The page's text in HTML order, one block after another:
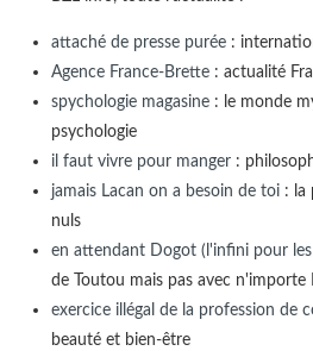
attaché de presse purée:
Agence France-Brette: actualité
spychologie magasine: le monde
psychologie
il faut vivre pour manger:
jamais Lacan on a besoin de toi: la
nuls
en attendant Dogot (l'infini pour les
de Toutou mais pas avec n'importe
exercice illégal de la profession de
beauté et bien-être